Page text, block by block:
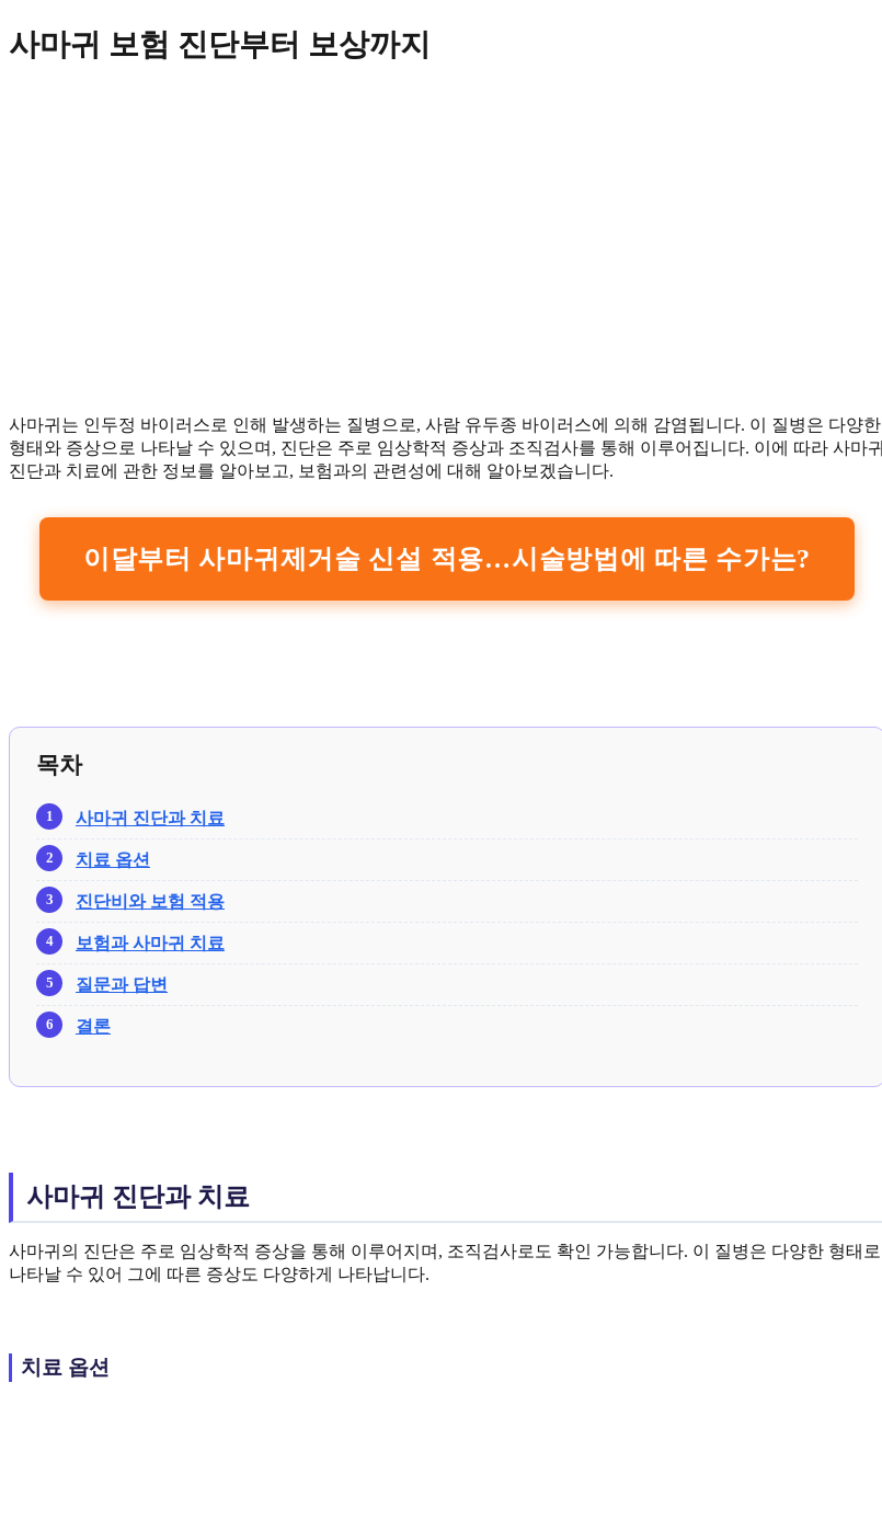
Skip
to
사마귀 보험 진단부터 보상까지
사마귀는 인두정 바이러스로 인해 발생하는 질병으로, 사람 유두종 바이러스에 의해 감염됩니다. 이 질병은 다양한
형태와 증상으로 나타날 수 있으며, 진단은 주로 임상학적 증상과 조직검사를 통해 이루어집니다. 이에 따라 사마귀
진단과 치료에 관한 정보를 알아보고, 보험과의 관련성에 대해 알아보겠습니다.
이달부터 사마귀제거술 신설 적용…시술방법에 따른 수가는?
목차
사마귀 진단과 치료
치료 옵션
진단비와 보험 적용
보험과 사마귀 치료
질문과 답변
결론
사마귀 진단과 치료
사마귀의 진단은 주로 임상학적 증상을 통해 이루어지며, 조직검사로도 확인 가능합니다. 이 질병은 다양한 형태로
나타날 수 있어 그에 따른 증상도 다양하게 나타납니다.
치료 옵션